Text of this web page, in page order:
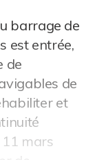
barrage de
est entrée,
de
de
et
mars